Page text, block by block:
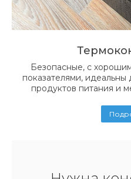
Безопасные, с
показателями,
продуктов питания и